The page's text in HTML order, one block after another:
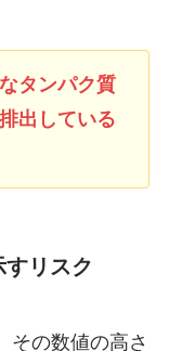
タンパク質
出している
リスク
その数値の高さ